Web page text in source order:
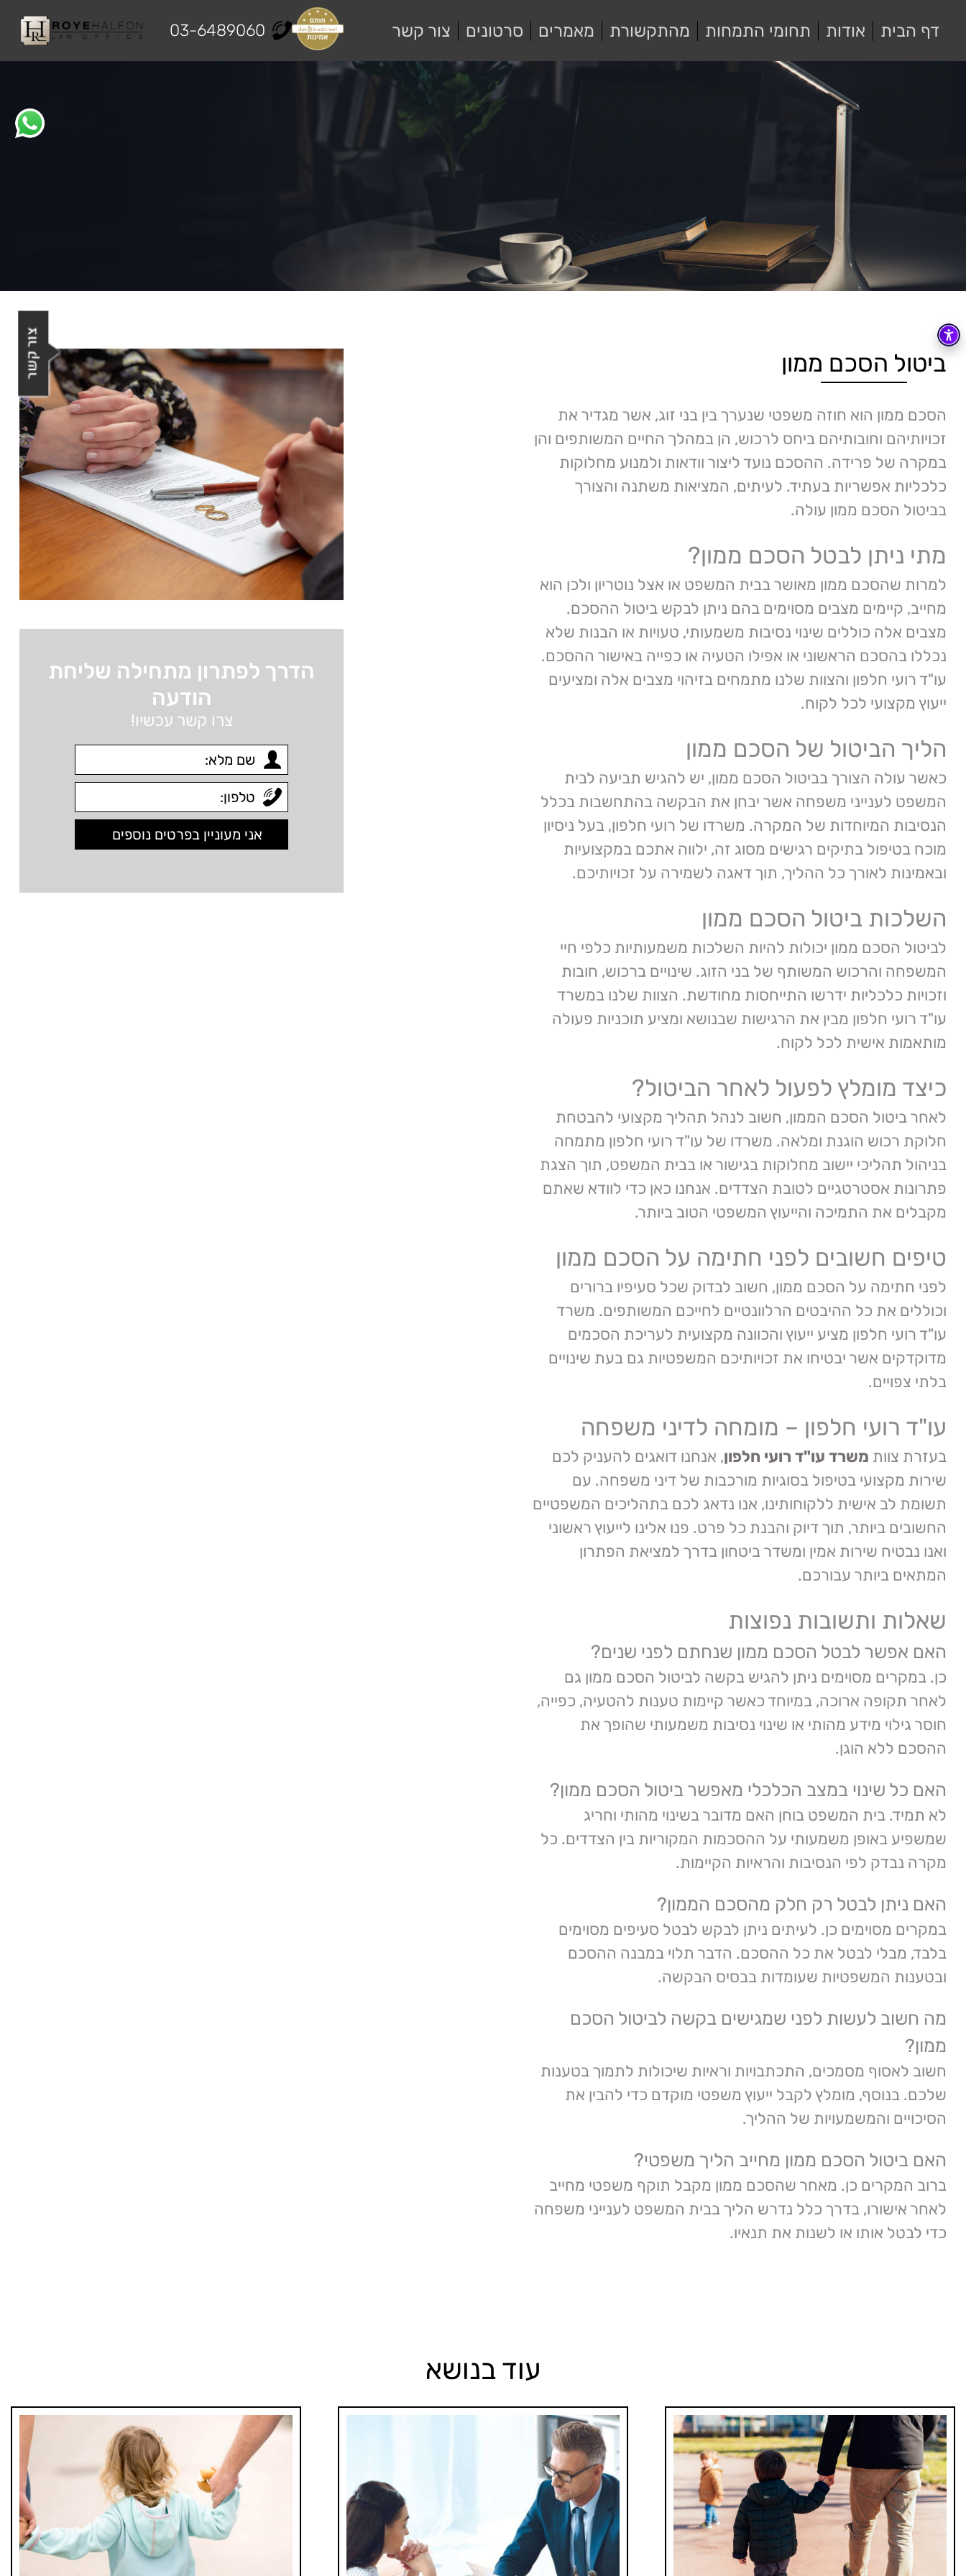
דף הבית אודות תחומי התמחות מהתקשורת מאמרים סרטונים צור קשר 03-6489060
ביטול הסכם ממון
הסכם ממון הוא חוזה משפטי שנערך בין בני זוג, אשר מגדיר את
זכויותיהם וחובותיהם ביחס לרכוש, הן במהלך החיים המשותפים והן
במקרה של פרידה. ההסכם נועד ליצור וודאות ולמנוע מחלוקות
כלכליות אפשריות בעתיד. לעיתים, המציאות משתנה והצורך
בביטול הסכם ממון עולה.
מתי ניתן לבטל הסכם ממון?
למרות שהסכם ממון מאושר בבית המשפט או אצל נוטריון ולכן הוא
מחייב, קיימים מצבים מסוימים בהם ניתן לבקש ביטול ההסכם.
מצבים אלה כוללים שינוי נסיבות משמעותי, טעויות או הבנות שלא
נכללו בהסכם הראשוני או אפילו הטעיה או כפייה באישור ההסכם.
עו"ד רועי חלפון והצוות שלנו מתמחים בזיהוי מצבים אלה ומציעים
ייעוץ מקצועי לכל לקוח.
הליך הביטול של הסכם ממון
כאשר עולה הצורך בביטול הסכם ממון, יש להגיש תביעה לבית
המשפט לענייני משפחה אשר יבחן את הבקשה בהתחשבות בכלל
הנסיבות המיוחדות של המקרה. משרדו של רועי חלפון, בעל ניסיון
מוכח בטיפול בתיקים רגישים מסוג זה, ילווה אתכם במקצועיות
ובאמינות לאורך כל ההליך, תוך דאגה לשמירה על זכויותיכם.
השלכות ביטול הסכם ממון
לביטול הסכם ממון יכולות להיות השלכות משמעותיות כלפי חיי
המשפחה והרכוש המשותף של בני הזוג. שינויים ברכוש, חובות
וזכויות כלכליות ידרשו התייחסות מחודשת. הצוות שלנו במשרד
עו"ד רועי חלפון מבין את הרגישות שבנושא ומציע תוכניות פעולה
מותאמות אישית לכל לקוח.
כיצד מומלץ לפעול לאחר הביטול?
לאחר ביטול הסכם הממון, חשוב לנהל תהליך מקצועי להבטחת
חלוקת רכוש הוגנת ומלאה. משרדו של עו"ד רועי חלפון מתמחה
בניהול תהליכי יישוב מחלוקות בגישור או בבית המשפט, תוך הצגת
פתרונות אסטרטגיים לטובת הצדדים. אנחנו כאן כדי לוודא שאתם
מקבלים את התמיכה והייעוץ המשפטי הטוב ביותר.
טיפים חשובים לפני חתימה על הסכם ממון
לפני חתימה על הסכם ממון, חשוב לבדוק שכל סעיפיו ברורים
וכוללים את כל ההיבטים הרלוונטיים לחייכם המשותפים. משרד
עו"ד רועי חלפון מציע ייעוץ והכוונה מקצועית לעריכת הסכמים
מדוקדקים אשר יבטיחו את זכויותיכם המשפטיות גם בעת שינויים
בלתי צפויים.
עו"ד רועי חלפון – מומחה לדיני משפחה
בעזרת צוות משרד עו"ד רועי חלפון, אנחנו דואגים להעניק לכם
שירות מקצועי בטיפול בסוגיות מורכבות של דיני משפחה. עם
תשומת לב אישית ללקוחותינו, אנו נדאג לכם בתהליכים המשפטיים
החשובים ביותר, תוך דיוק והבנת כל פרט. פנו אלינו לייעוץ ראשוני
ואנו נבטיח שירות אמין ומשדר ביטחון בדרך למציאת הפתרון
המתאים ביותר עבורכם.
שאלות ותשובות נפוצות
האם אפשר לבטל הסכם ממון שנחתם לפני שנים?
כן. במקרים מסוימים ניתן להגיש בקשה לביטול הסכם ממון גם
לאחר תקופה ארוכה, במיוחד כאשר קיימות טענות להטעיה, כפייה,
חוסר גילוי מידע מהותי או שינוי נסיבות משמעותי שהופך את
ההסכם ללא הוגן.
האם כל שינוי במצב הכלכלי מאפשר ביטול הסכם ממון?
לא תמיד. בית המשפט בוחן האם מדובר בשינוי מהותי וחריג
שמשפיע באופן משמעותי על ההסכמות המקוריות בין הצדדים. כל
מקרה נבדק לפי הנסיבות והראיות הקיימות.
האם ניתן לבטל רק חלק מהסכם הממון?
במקרים מסוימים כן. לעיתים ניתן לבקש לבטל סעיפים מסוימים
בלבד, מבלי לבטל את כל ההסכם. הדבר תלוי במבנה ההסכם
ובטענות המשפטיות שעומדות בבסיס הבקשה.
מה חשוב לעשות לפני שמגישים בקשה לביטול הסכם
ממון?
חשוב לאסוף מסמכים, התכתבויות וראיות שיכולות לתמוך בטענות
שלכם. בנוסף, מומלץ לקבל ייעוץ משפטי מוקדם כדי להבין את
הסיכויים והמשמעויות של ההליך.
האם ביטול הסכם ממון מחייב הליך משפטי?
ברוב המקרים כן. מאחר שהסכם ממון מקבל תוקף משפטי מחייב
לאחר אישורו, בדרך כלל נדרש הליך בבית המשפט לענייני משפחה
כדי לבטל אותו או לשנות את תנאיו.
הדרך לפתרון מתחילה שליחת
הודעה
צרו קשר עכשיו!
עוד בנושא